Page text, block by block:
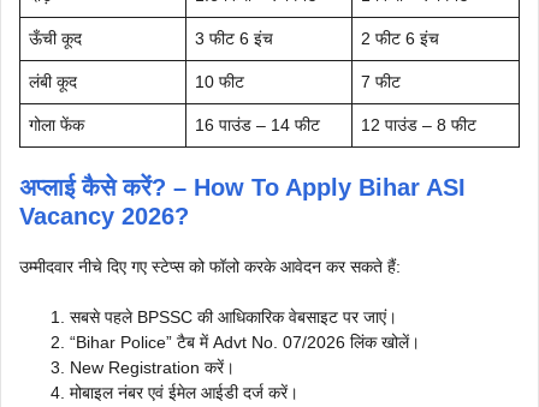
ऊँची कूद 3 फीट 6 इंच 2 फीट 6 इंच
लंबी कूद 10 फीट 7 फीट
गोला फेंक 16 पाउंड – 14 फीट 12 पाउंड – 8 फीट
अप्लाई कैसे करें? – How To Apply Bihar ASI
Vacancy 2026?
उम्मीदवार नीचे दिए गए स्टेप्स को फॉलो करके आवेदन कर सकते हैं:
सबसे पहले BPSSC की आधिकारिक वेबसाइट पर जाएं।
“Bihar Police” टैब में Advt No. 07/2026 लिंक खोलें।
New Registration करें।
मोबाइल नंबर एवं ईमेल आईडी दर्ज करें।